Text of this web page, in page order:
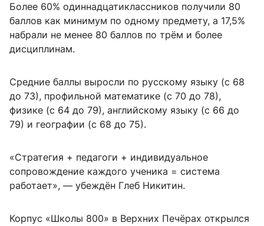
Более 60% одиннадцатиклассников получили 80
баллов как минимум по одному предмету, а 17,5%
набрали не менее 80 баллов по трём и более
дисциплинам.
Средние баллы выросли по русскому языку (с 68
до 73), профильной математике (с 70 до 78),
физике (с 64 до 79), английскому языку (с 66 до
79) и географии (с 68 до 75).
«Стратегия + педагоги + индивидуальное
сопровождение каждого ученика = система
работает», — убеждён Глеб Никитин.
Корпус «Школы 800» в Верхних Печёрах открылся